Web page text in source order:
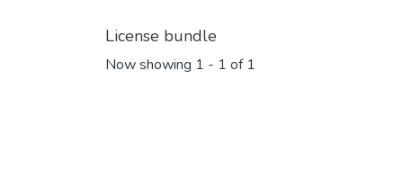
License bundle
Now showing 1 - 1 of 1